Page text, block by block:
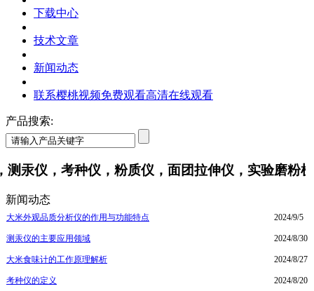
下载中心
技术文章
新闻动态
联系樱桃视频免费观看高清在线观看
产品搜索:
仪，考种仪，粉质仪，面团拉伸仪，实验磨粉机
新闻动态
大米外观品质分析仪的作用与功能特点 2024/9/5
测汞仪的主要应用领域 2024/8/30
大米食味计的工作原理解析 2024/8/27
考种仪的定义 2024/8/20